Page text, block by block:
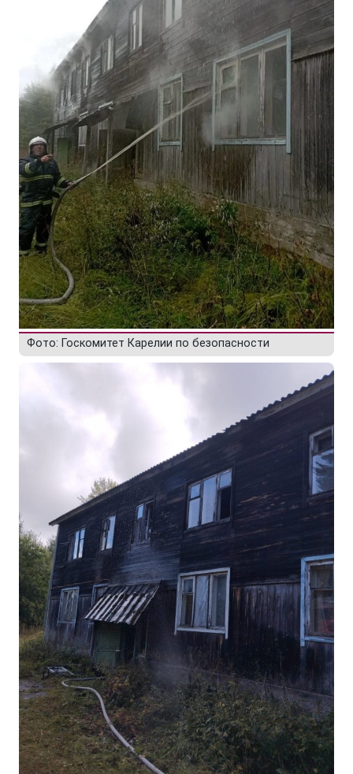
Фото: Госкомитет Карелии по безопасности